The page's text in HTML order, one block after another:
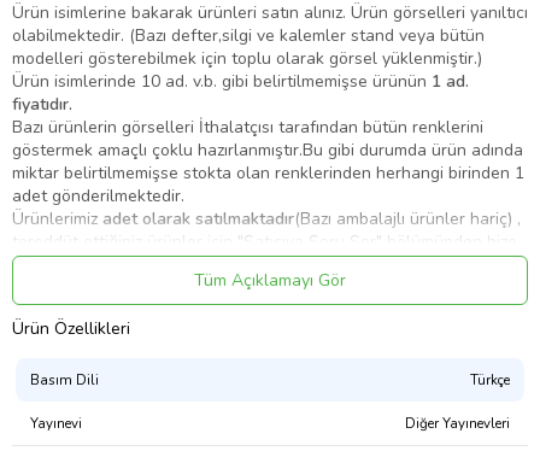
Ürün isimlerine bakarak ürünleri satın alınız. Ürün görselleri yanıltıcı
olabilmektedir. (Bazı defter,silgi ve kalemler stand veya bütün
modelleri gösterebilmek için toplu olarak görsel yüklenmiştir.)
Ürün isimlerinde 10 ad. v.b. gibi belirtilmemişse ürünün 1 ad.
fiyatıdır.
Bazı ürünlerin görselleri İthalatçısı tarafından bütün renklerini
göstermek amaçlı çoklu hazırlanmıştır.Bu gibi durumda ürün adında
miktar belirtilmemişse stokta olan renklerinden herhangi birinden 1
adet gönderilmektedir.
Ürünlerimiz adet olarak satılmaktadır(Bazı ambalajlı ürünler hariç) ,
tereddüt ettiğiniz ürünler için "Satıcıya Soru Sor" bölümünden bize
yazabilirsiniz.
Bazı ürünler asortidir ve stokta olan renkleri/modelleri
gönderilmektedir.
Kitaplarda güncel kapak ve güncel içerik takip edilmektedir, ürün
değişmediği için içeriği günceldir.Müfredat değiştiğinde
KÖKÜNÜ ARAYAN SÖZCÜK
Tüm Açıklamayı Gör
Ürün Özellikleri
Basım Dili Türkçe
Yayınevi Diğer Yayınevleri